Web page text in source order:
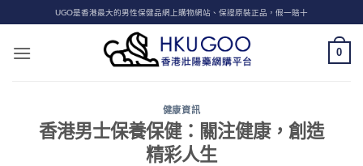
to
content
UGO是香港最大的男性保健品網上購物網站、保證原裝正品，假一賠十
0
健康資訊
香港男士保養保健：關注健康，創造
精彩人生